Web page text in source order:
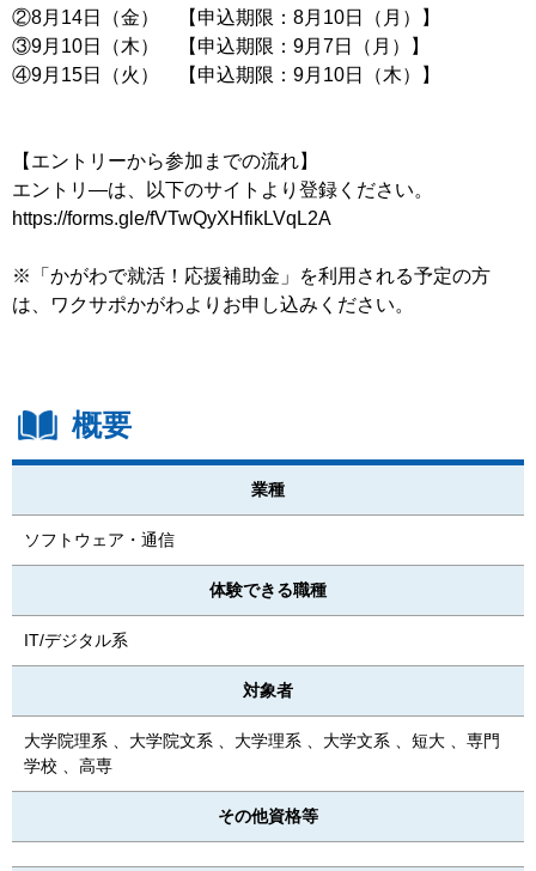
②8月14日（金） 【申込期限：8月10日（月）】
③9月10日（木） 【申込期限：9月7日（月）】
④9月15日（火） 【申込期限：9月10日（木）】
【エントリーから参加までの流れ】
エントリ―は、以下のサイトより登録ください。
https://forms.gle/fVTwQyXHfikLVqL2A
※「かがわで就活！応援補助金」を利用される予定の方
は、ワクサポかがわよりお申し込みください。
概要
業種
ソフトウェア・通信
体験できる職種
IT/デジタル系
対象者
大学院理系 、大学院文系 、大学理系 、大学文系 、短大 、専門
学校 、高専
その他資格等